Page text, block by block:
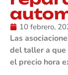
10 febrero,
Las
del taller a que
el precio hora